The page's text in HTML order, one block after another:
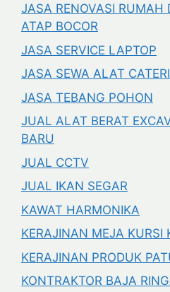
JASA RENOVASI RUMAH
ATAP BOCOR
JASA SERVICE LAPTOP
JASA SEWA ALAT
JASA TEBANG POHON
JUAL ALAT BERAT
BARU
JUAL CCTV
JUAL IKAN SEGAR
KAWAT HARMONIKA
KERAJINAN MEJA KURSI
KERAJINAN PRODUK
KONTRAKTOR BAJA